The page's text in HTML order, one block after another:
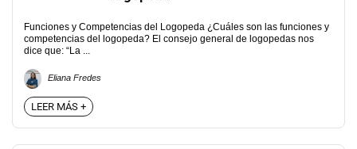
Funciones y Competencias del Logopeda ¿Cuáles son las funciones y
competencias del logopeda? El consejo general de logopedas nos
dice que: “La ...
Eliana Fredes
LEER MÁS +